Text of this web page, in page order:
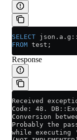
SELECT json . a
FROM test;
Response
Received
Code: 48.
Conversion
Probably the
while executing